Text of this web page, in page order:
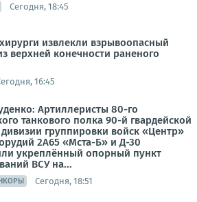
Сегодня, 18:45
извлекли взрывоопасный
верхней конечности раненого
16:45
Артиллеристы 80-го
танкового полка 90-й гвардейской
группировки войск «Центр»
2А65 «Мста-Б» и Д-30
укреплённый опорный пункт
ВСУ на...
Сегодня, 18:51